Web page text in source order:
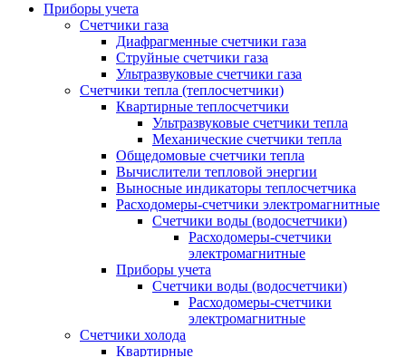
Приборы учета
Счетчики газа
Диафрагменные счетчики газа
Струйные счетчики газа
Ультразвуковые счетчики газа
Счетчики тепла (теплосчетчики)
Квартирные теплосчетчики
Ультразвуковые счетчики тепла
Механические счетчики тепла
Общедомовые счетчики тепла
Вычислители тепловой энергии
Выносные индикаторы теплосчетчика
Расходомеры-счетчики электромагнитные
Счетчики воды (водосчетчики)
Расходомеры-счетчики
электромагнитные
Приборы учета
Счетчики воды (водосчетчики)
Расходомеры-счетчики
электромагнитные
Счетчики холода
Квартирные